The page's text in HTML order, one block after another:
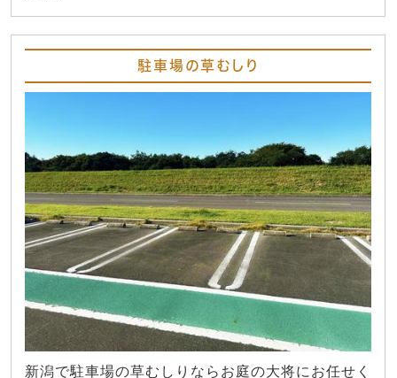
駐車場の草むしり
新潟で駐車場の草むしりならお庭の大将にお任せく